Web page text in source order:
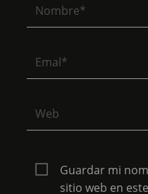
Guardar mi
sitio web en